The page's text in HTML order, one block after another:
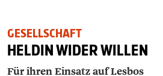
GESELLSCHAFT
HELDIN WIDER WILLEN
Für ihren Einsatz auf Lesbos